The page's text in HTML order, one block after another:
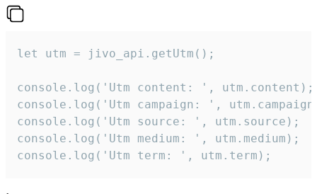
let utm = jivo_api.getUtm();
console.log('Utm content: ', utm.content);
console.log('Utm campaign: ',
console.log('Utm source: ', utm.source);
console.log('Utm medium: ', utm.medium);
console.log('Utm term: ', utm.term);